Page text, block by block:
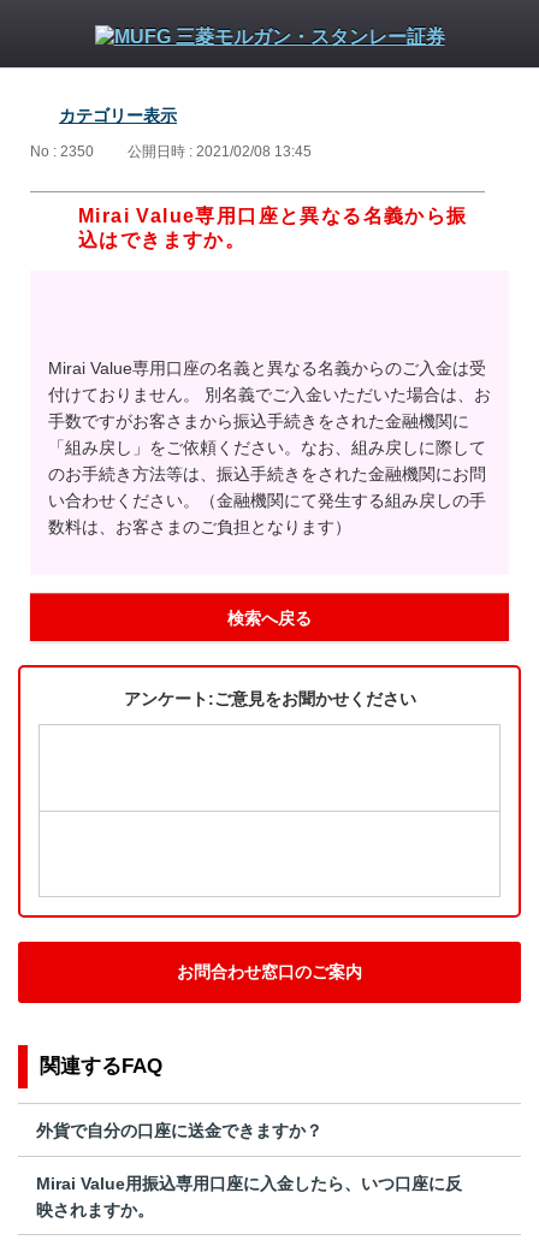
カテゴリー表示
No : 2350 公開日時 : 2021/02/08 13:45
Mirai Value専用口座と異なる名義から振
込はできますか。
Mirai Value専用口座の名義と異なる名義からのご入金は受
付けておりません。 別名義でご入金いただいた場合は、お
手数ですがお客さまから振込手続きをされた金融機関に
「組み戻し」をご依頼ください。なお、組み戻しに際して
のお手続き方法等は、振込手続きをされた金融機関にお問
い合わせください。（金融機関にて発生する組み戻しの手
数料は、お客さまのご負担となります）
検索へ戻る
アンケート:ご意見をお聞かせください
お問合わせ窓口のご案内
関連するFAQ
外貨で自分の口座に送金できますか？
Mirai Value用振込専用口座に入金したら、いつ口座に反
映されますか。